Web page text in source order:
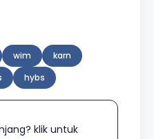
wim
karn
hybs
klik untuk